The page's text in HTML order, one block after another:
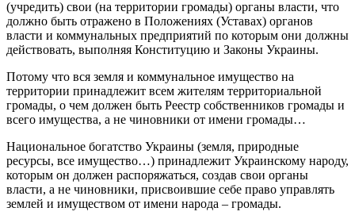
(учредить) свои (на территории громады) органы власти, что
должно быть отражено в Положениях (Уставах) органов
власти и коммунальных предприятий по которым они должны
действовать, выполняя Конституцию и Законы Украины.
Потому что вся земля и коммунальное имущество на
территории принадлежит всем жителям территориальной
громады, о чем должен быть Реестр собственников громады и
всего имущества, а не чиновники от имени громады…
Национальное богатство Украины (земля, природные
ресурсы, все имущество…) принадлежит Украинскому народу,
которым он должен распоряжаться, создав свои органы
власти, а не чиновники, присвоившие себе право управлять
землей и имуществом от имени народа – громады.